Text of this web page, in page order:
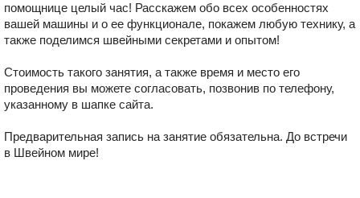
помощнице целый час! Расскажем обо всех особенностях
вашей машины и о ее функционале, покажем любую технику, а
также поделимся швейными секретами и опытом!
Стоимость такого занятия, а также время и место его
проведения вы можете согласовать, позвонив по телефону,
указанному в шапке сайта.
Предварительная запись на занятие обязательна. До встречи
в Швейном мире!